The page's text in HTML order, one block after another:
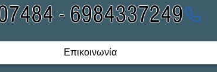
- 6984337249
Επικοινωνία